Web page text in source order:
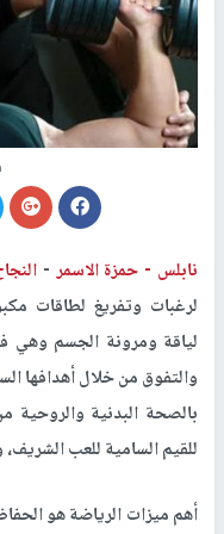
نابلس - حمزة الاسمر -
لرغبات وتفريغ لطاقات
لياقة ومرونة الجسم وهي
والتفوق من خلال أهدافها
بالصحة البدنية والروحية
للقيم السامية للعب الشريف،
أهم ميزات الرياضة هو